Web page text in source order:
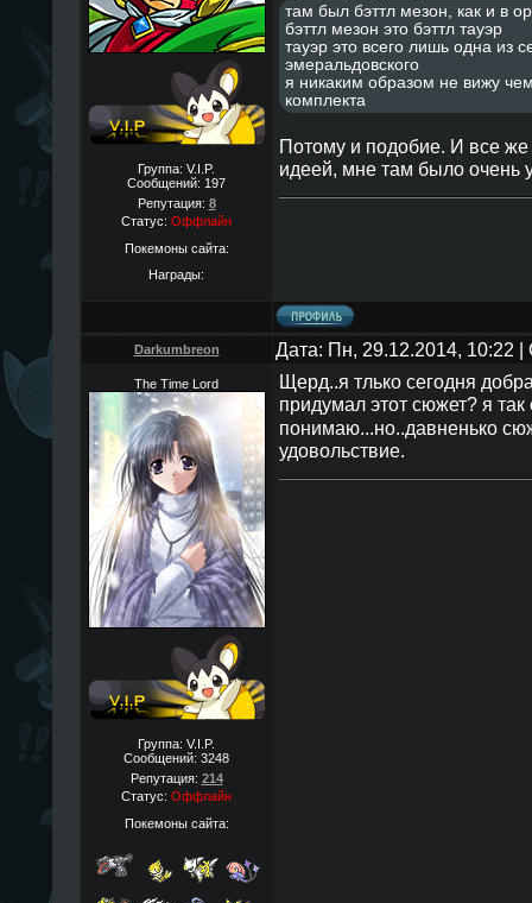
Группа: V.I.P.
Сообщений: 197
Репутация: 8
Статус: Оффлайн
Покемоны сайта:
Награды:
там был бэттл мезон, как и в
бэттл мезон это бэттл тауэр
тауэр это вcего лишь одна из
эмеральдовcкого
я никаким образом не вижу
комплекта
Потому и подобие. И все же
идеей, мне там было очень
Darkumbreon Дата: Пн, 29.12.2014, 10:22
The Time Lord
Группа: V.I.P.
Сообщений: 3248
Репутация: 214
Статус: Оффлайн
Покемоны сайта:
Щерд..я тлько сегодня
придумал этот сюжет? я
понимаю...но..давненько
удовольствие.